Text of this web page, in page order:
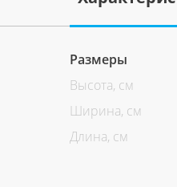
Размеры
Высота, см
Ширина, см
Длина, см